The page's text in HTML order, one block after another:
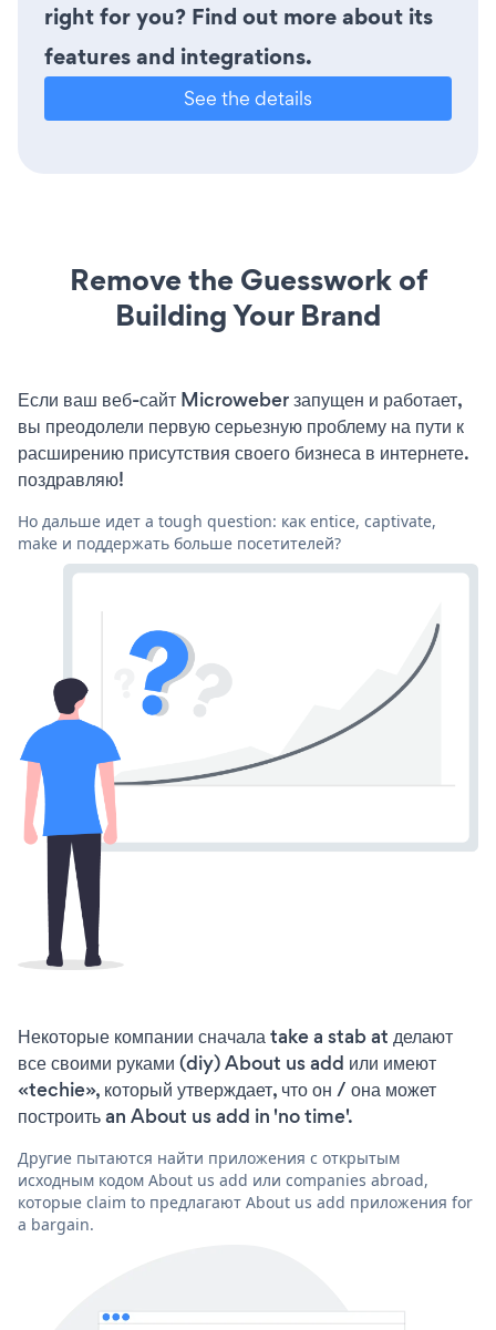
right for you? Find out more about its
features and integrations.
See the details
Remove the Guesswork of
Building Your Brand
Если ваш веб-сайт Microweber запущен и работает,
вы преодолели первую серьезную проблему на пути к
расширению присутствия своего бизнеса в интернете.
поздравляю!
Но дальше идет a tough question: как entice, captivate,
make и поддержать больше посетителей?
Некоторые компании сначала take a stab at делают
все своими руками (diy) About us add или имеют
«techie», который утверждает, что он / она может
построить an About us add in 'no time'.
Другие пытаются найти приложения с открытым
исходным кодом About us add или companies abroad,
которые claim to предлагают About us add приложения for
a bargain.